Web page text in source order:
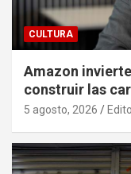
CULTURA
Amazon
construir las
5 agosto, 2026